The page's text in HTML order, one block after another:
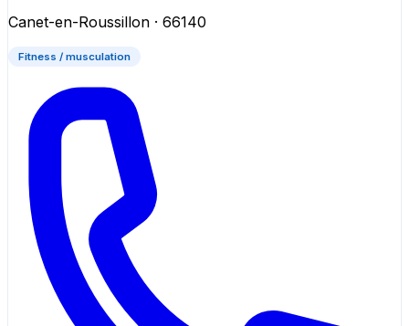
Canet-en-Roussillon · 66140
Fitness / musculation